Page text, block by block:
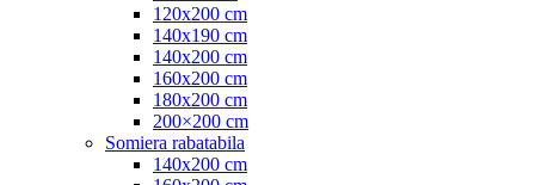
120x200 cm
140x190 cm
140x200 cm
160x200 cm
180x200 cm
200×200 cm
Somiera rabatabila
140x200 cm